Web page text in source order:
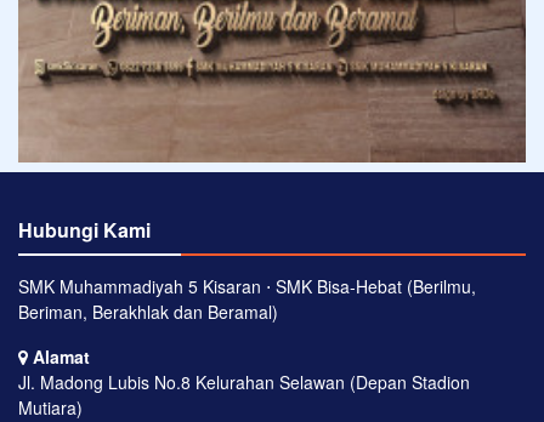
Hubungi Kami
SMK Muhammadiyah 5 Kisaran ⋅ SMK Bisa-Hebat (Berilmu,
Beriman, Berakhlak dan Beramal)
Alamat
Jl. Madong Lubis No.8 Kelurahan Selawan (Depan Stadion
Mutiara)